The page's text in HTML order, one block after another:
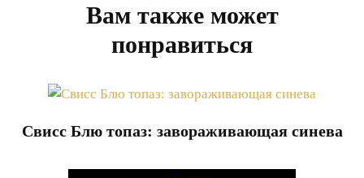
Вам также может
понравиться
Свисс Блю топаз: завораживающая синева